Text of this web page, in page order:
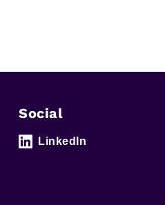
Social
LinkedIn